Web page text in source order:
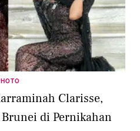
Clarisse,
di Pernikahan